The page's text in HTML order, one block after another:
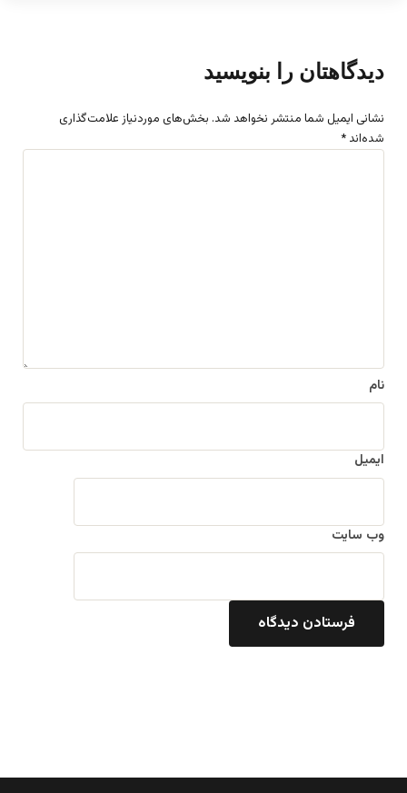
دیدگاهتان را بنویسید
نشانی ایمیل شما منتشر نخواهد شد. بخش‌های موردنیاز علامت‌گذاری
شده‌اند *
نام
ایمیل
وب‌ سایت